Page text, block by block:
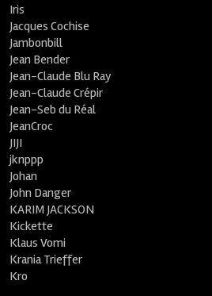
Iris
Jacques Cochise
Jambonbill
Jean Bender
Jean-Claude Blu Ray
Jean-Claude Crépir
Jean-Seb du Réal
JeanCroc
JIJI
jknppp
Johan
John Danger
KARIM JACKSON
Kickette
Klaus Vomi
Krania Trieffer
Kro